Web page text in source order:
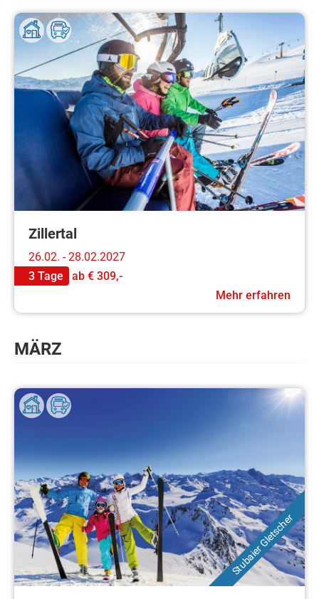
Zillertal
26.02. - 28.02.2027
3 Tage
ab € 309,-
Mehr erfahren
MÄRZ
Stubaier Gletscher